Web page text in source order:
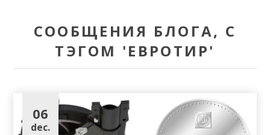
СООБЩЕНИЯ БЛОГА, С
ТЭГОМ 'EВРОТИР'
06
dec.